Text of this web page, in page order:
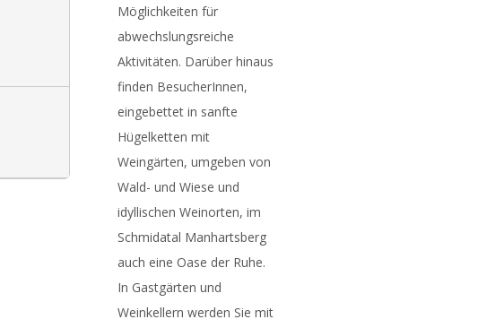
Möglichkeiten für
abwechslungsreiche
Aktivitäten. Darüber hinaus
finden BesucherInnen,
eingebettet in sanfte
Hügelketten mit
Weingärten, umgeben von
Wald- und Wiese und
idyllischen Weinorten, im
Schmidatal Manhartsberg
auch eine Oase der Ruhe.
In Gastgärten und
Weinkellern werden Sie mit